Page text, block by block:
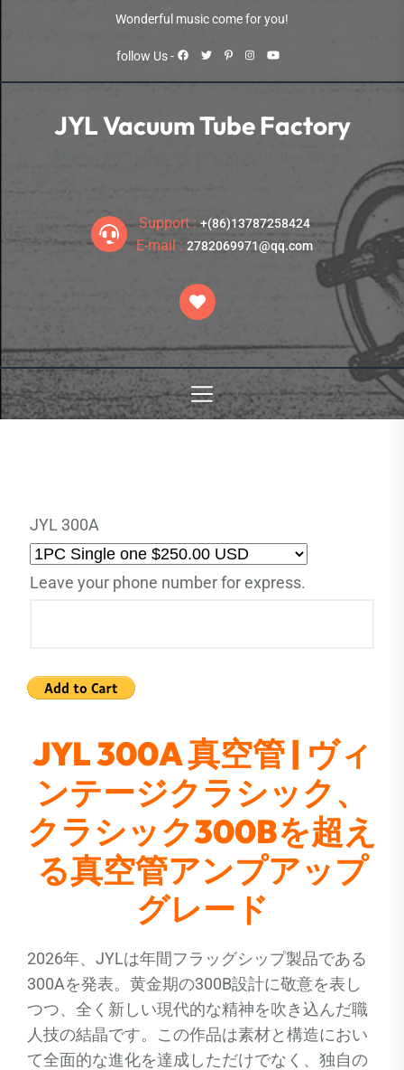
content
Wonderful music come for you!
follow Us -
JYL Vacuum Tube Factory
Support :+(86)13787258424
E-mail : 2782069971@qq.com
JYL 300A
Leave your phone number for express.
JYL 300A 真空管 | ヴィ
ンテージクラシック、
クラシック300Bを超え
る真空管アンプアップ
グレード
2026年、JYLは年間フラッグシップ製品である
300Aを発表。黄金期の300B設計に敬意を表し
つつ、全く新しい現代的な精神を吹き込んだ職
人技の結晶です。この作品は素材と構造におい
て全面的な進化を達成しただけでなく、独自の